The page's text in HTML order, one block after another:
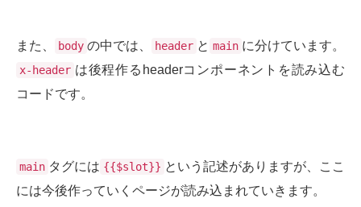
また、 body の中では、 header と main に分けています。
x-header は後程作るheaderコンポーネントを読み込む
コードです。
main タグには {{$slot}} という記述がありますが、ここ
には今後作っていくページが読み込まれていきます。